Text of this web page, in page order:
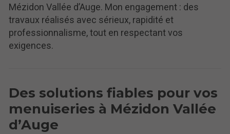
Mézidon Vallée d’Auge. Mon engagement : des
travaux réalisés avec sérieux, rapidité et
professionnalisme, tout en respectant vos
exigences.
Des solutions fiables pour vos
menuiseries à Mézidon Vallée
d’Auge